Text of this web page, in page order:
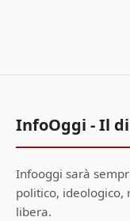
InfoOggi - Il
Infooggi sarà
politico, ideologico,
libera.